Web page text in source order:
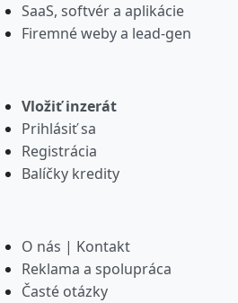
SaaS, softvér a aplikácie
Firemné weby a lead-gen
Vložiť inzerát
Prihlásiť sa
Registrácia
Balíčky kredity
O nás | Kontakt
Reklama a spolupráca
Časté otázky